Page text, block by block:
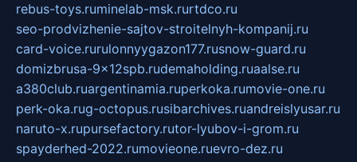
rebus-toys.ruminelab-msk.rurtdco.ru
seo-prodvizhenie-sajtov-stroitelnyh-kompanij.ru
card-voice.rurulonnyygazon177.rusnow-guard.ru
domizbrusa-9x12spb.rudemaholding.ruaalse.ru
a380club.ruargentinamia.ruperkoka.rumovie-one.ru
perk-oka.rug-octopus.rusibarchives.ruandreislyusar.ru
naruto-x.rupursefactory.rutor-lyubov-i-grom.ru
spayderhed-2022.rumovieone.ruevro-dez.ru